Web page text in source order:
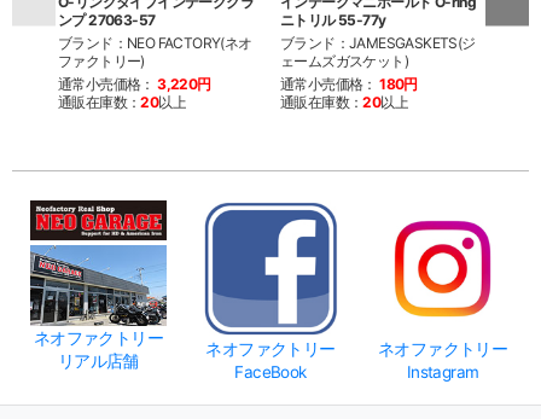
ンプ 27063-57
ブランド：NEO FACTORY(ネオ
ファクトリー)
通常小売価格： 3,220円
通販在庫数：20以上
ニトリル 55-77y
ブランド：JAMESGASKETS(ジ
ェームズガスケット)
通常小売価格： 180円
通販在庫数：20以上
ネオファクトリー
リアル店舗
ネオファクトリー
FaceBook
ネオファクトリー
Instagram